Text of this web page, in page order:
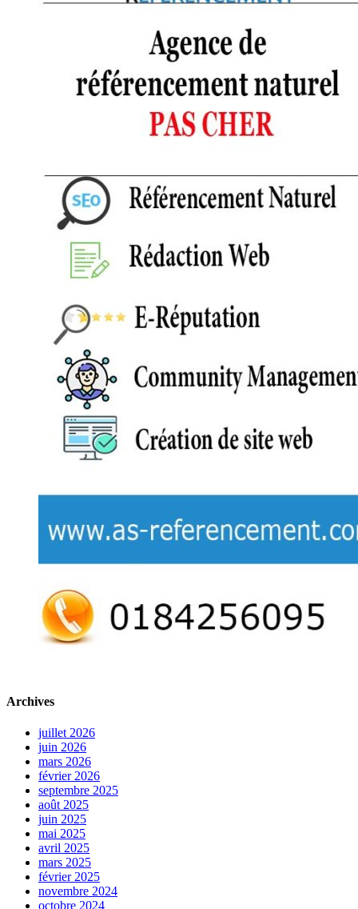
Archives
juillet 2026
juin 2026
mars 2026
février 2026
septembre 2025
août 2025
juin 2025
mai 2025
avril 2025
mars 2025
février 2025
novembre 2024
octobre 2024